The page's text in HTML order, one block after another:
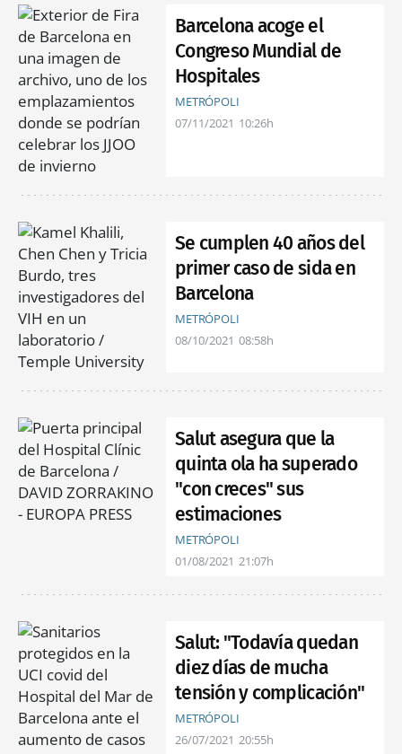
Barcelona acoge el
Congreso Mundial de
Hospitales
METRÓPOLI
07/11/2021 10:26h
Se cumplen 40 años del
primer caso de sida en
Barcelona
METRÓPOLI
08/10/2021 08:58h
Salut asegura que la
quinta ola ha superado
"con creces" sus
estimaciones
METRÓPOLI
01/08/2021 21:07h
Salut: "Todavía quedan
diez días de mucha
tensión y complicación"
METRÓPOLI
26/07/2021 20:55h